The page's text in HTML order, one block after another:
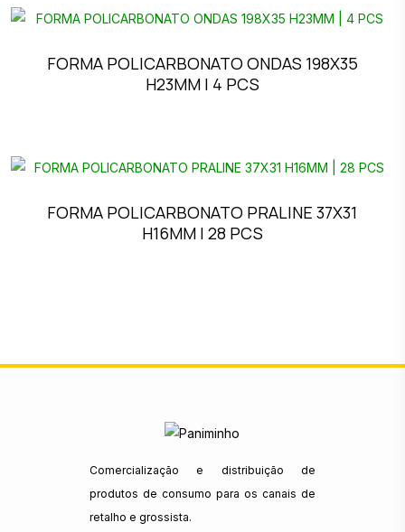
FORMA POLICARBONATO ONDAS 198X35
H23MM | 4 PCS
FORMA POLICARBONATO PRALINE 37X31
H16MM | 28 PCS
Comercialização e distribuição de
produtos de consumo para os canais de
retalho e grossista.